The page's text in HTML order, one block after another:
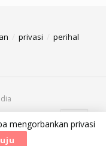
privasi perihal
mengorbankan privasi